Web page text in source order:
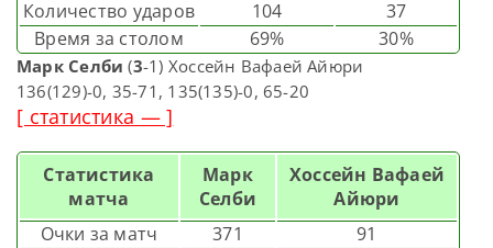
Количество ударов
104
37
Время за столом
69% 30%
Марк Селби (3-1) Хоссейн Вафаей Айюри
136(129)-0, 35-71, 135(135)-0, 65-20
[ статистика — ]
Статистика
матча
Марк
Селби
Хоссейн Вафаей
Айюри
Очки за матч
371
91